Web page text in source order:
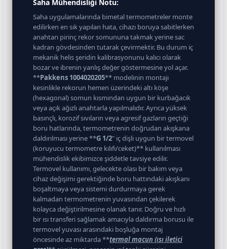
Saha Mühendisliği Notu:
Saha uygulamalarında bimetal termometreler monte
edilirken en sık yapılan hata, cihazı boruya sabitlerken
anahtarı pirinç rekor somununa takmak yerine sac
kadran gövdesinden tutarak çevirmektir. Bu durum iç
mekanik helis şeridin kalibrasyonunu kalıcı olarak
bozar ve ibrenin yanlış değer göstermesine yol açar.
**Pakkens 1004020205** modelinin montajı
kesinlikle rekorun hemen üzerindeki altı köşe
(hexagonal) somun kısmından uygun bir kurbağacık
veya açık ağızlı anahtarla yapılmalıdır. Ayrıca yüksek
basınçlı, korozif sıvıların veya agresif gazların geçtiği
boru hatlarında, termometrenin doğrudan akışkana
daldırılması yerine **G 1/2" iç dişli uygun bir termovel
(koruyucu termometre kılıfı/ceket)** kullanılması
mühendislik ekibimizce şiddetle tavsiye edilir.
Termovel kullanımı, gelecekte olası bir bakım veya
cihaz değişimi gerektiğinde boru hattındaki akışkanı
boşaltmaya veya sistemi durdurmaya gerek
kalmadan termometrenin yuvasından çekilerek
kolayca değiştirilmesine olanak tanır. Doğru ve hızlı
bir ısı transferi sağlamak amacıyla daldırma borusu ile
termovel yuvası arasındaki boşluğa montaj
öncesinde az miktarda **termal macun (ısı iletici